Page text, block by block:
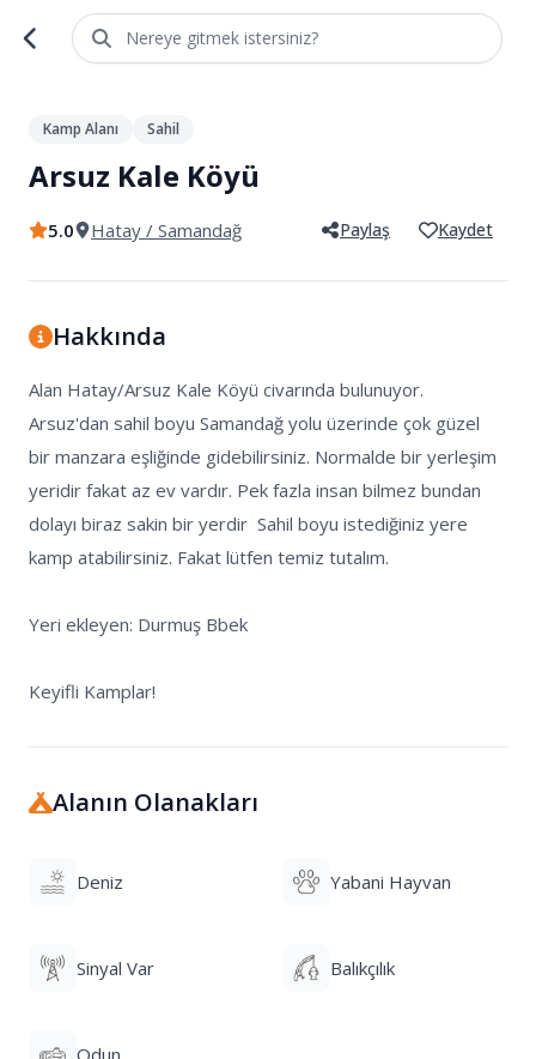
Nereye gitmek istersiniz?
/3
Kamp Alanı Sahil
Arsuz Kale Köyü
5.0 Hatay / Samandağ Paylaş Kaydet
Hakkında
Alan Hatay/Arsuz Kale Köyü civarında bulunuyor.
Arsuz'dan sahil boyu Samandağ yolu üzerinde çok güzel
bir manzara eşliğinde gidebilirsiniz. Normalde bir yerleşim
yeridir fakat az ev vardır. Pek fazla insan bilmez bundan
dolayı biraz sakin bir yerdir  Sahil boyu istediğiniz yere
kamp atabilirsiniz. Fakat lütfen temiz tutalım.
Yeri ekleyen: Durmuş Bbek
Keyifli Kamplar!
Alanın Olanakları
Deniz Yabani Hayvan
Sinyal Var Balıkçılık
Odun